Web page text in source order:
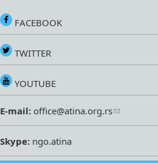
FACEBOOK
TWITTER
YOUTUBE
E-mail: office@atina.org.rs
Skype: ngo.atina